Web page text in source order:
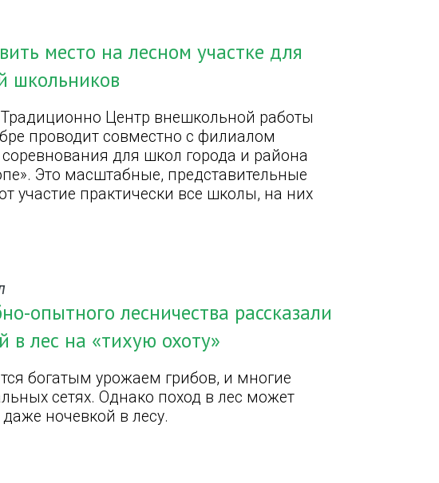
место на лесном участке для
школьников
Центр внешкольной работы
проводит совместно с филиалом
для школ города и района
Это масштабные, представительные
участие практически все школы, на них
опытного лесничества рассказали
в лес на «тихую охоту»
богатым урожаем грибов, и многие
сетях. Однако поход в лес может
ночевкой в лесу.